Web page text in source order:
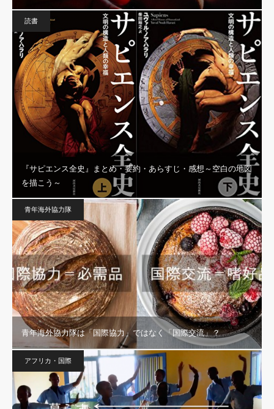
読書
『サピエンス全史』まとめ・要約・あらすじ・感想～空白の地図
を描こう～
青年海外協力隊
青年海外協力隊は「国際協力」ではなく「国際交流」？
アフリカ・国際